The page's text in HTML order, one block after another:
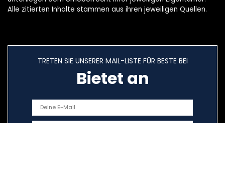
Alle zitierten Inhalte stammen aus ihren jeweiligen Quellen.
TRETEN SIE UNSERER MAIL-LISTE FÜR BESTE BEI
Bietet an